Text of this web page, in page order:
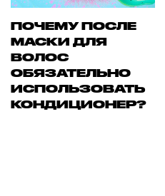
ПОЧЕМУ ПОСЛЕ
МАСКИ ДЛЯ
ВОЛОС
ОБЯЗАТЕЛЬНО
ИСПОЛЬЗОВАТЬ
КОНДИЦИОНЕР?